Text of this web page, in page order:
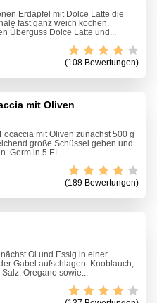
Erdäpfel mit Dolce Latte die
fast ganz weich kochen.
Überguss Dolce Latte und...
(108 Bewertungen)
mit Oliven
mit Oliven zunächst 500 g
große Schüssel geben und
Germ in 5 EL...
(189 Bewertungen)
Öl und Essig in einer
Gabel aufschlagen. Knoblauch,
Oregano sowie...